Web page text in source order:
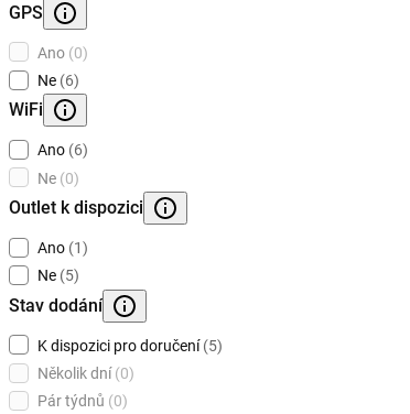
GPS
Ano (0)
Ne (6)
WiFi
Ano (6)
Ne (0)
Outlet k dispozici
Ano (1)
Ne (5)
Stav dodání
K dispozici pro doručení(5)
Několik dní(0)
Pár týdnů (0)